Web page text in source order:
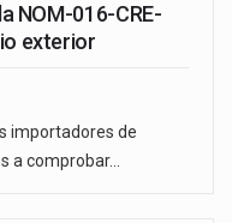
NOM-016-CRE-
exterior
importadores de
a comprobar…